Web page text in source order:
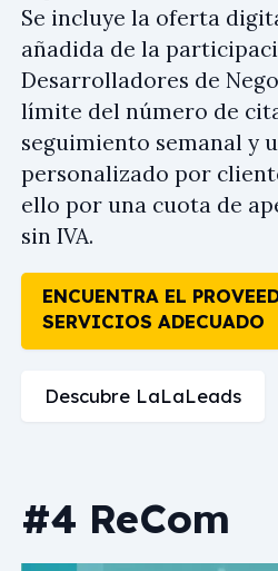
Se incluye la oferta
añadida de la
Desarrolladores de
límite del número de
seguimiento semanal y
personalizado por
ello por una cuota de
sin IVA.
ENCUENTRA EL
SERVICIOS ADECUADO
Descubre LaLaLeads
#4 ReCom